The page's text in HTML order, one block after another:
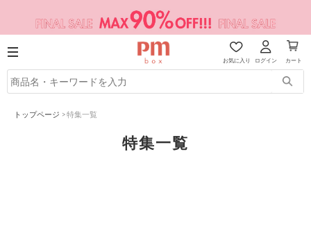
お気に入り ログイン カート
トップページ >特集一覧
特集一覧